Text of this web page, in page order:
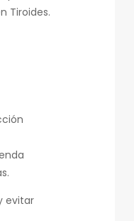
Tiroides.
evitar